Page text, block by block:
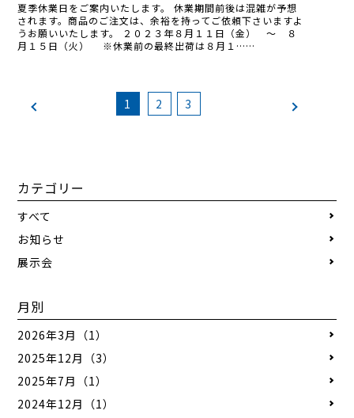
夏季休業日をご案内いたします。 休業期間前後は混雑が予想
されます。商品のご注文は、余裕を持ってご依頼下さいますよ
うお願いいたします。 ２０２３年８月１１日（金） ～ ８
月１５日（火） ※休業前の最終出荷は８月１……
1 2 3
カテゴリー
すべて
お知らせ
展示会
月別
2026年3月（1）
2025年12月（3）
2025年7月（1）
2024年12月（1）